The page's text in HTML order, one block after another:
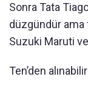
Sonra Tata
düzgündür ama
Suzuki Maruti
Ten’den